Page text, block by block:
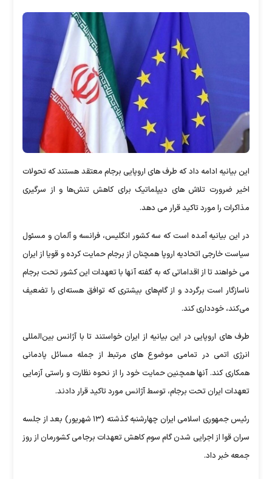
این بیانیه ادامه داد که طرف های اروپایی برجام معتقد هستند که تحولات
اخیر ضرورت تلاش های دیپلماتیک برای کاهش تنش‌ها و از سرگیری
مذاکرات را مورد تاکید قرار می دهد.
در این بیانیه آمده است که سه کشور انگلیس، فرانسه و آلمان و مسئول
سیاست خارجی اتحادیه اروپا همچنان از برجام حمایت کرده و قویا از ایران
می خواهند تا از اقداماتی که به گفته آنها با تعهدات این کشور تحت برجام
ناسازگار است برگردد و از گام‌های بیشتری که توافق هسته‌ای را تضعیف
می‌کند، خودداری کند.
طرف های اروپایی در این بیانیه از ایران خواستند تا با آژانس بین‌المللی
انرژی اتمی در تمامی موضوع های مرتبط از جمله مسائل پادمانی
همکاری کند. آنها همچنین حمایت خود را از نحوه نظارت و راستی آزمایی
تعهدات ایران تحت برجام، توسط آژانس مورد تاکید قرار دادند.
رئیس جمهوری اسلامی ایران چهارشنبه گذشته (۱۳ شهریور) بعد از جلسه
سران قوا از اجرایی شدن گام سوم کاهش تعهدات برجامی کشورمان از روز
جمعه خبر داد.